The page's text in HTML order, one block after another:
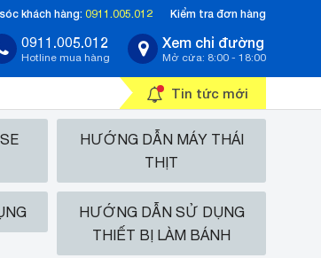
khách hàng: 0911.005.012 Kiểm tra đơn hàng
0911.005.012
Hotline mua hàng
Xem chỉ đường
Mở cửa: 8:00 - 18:00
Tin tức mới
HƯỚNG DẪN MÁY THÁI
THỊT
HƯỚNG DẪN SỬ DỤNG
THIẾT BỊ LÀM BÁNH